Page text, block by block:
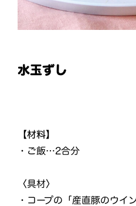
水玉ずし
【材料】
・ご飯…2合分
〈具材〉
・コープの「産直豚のウ